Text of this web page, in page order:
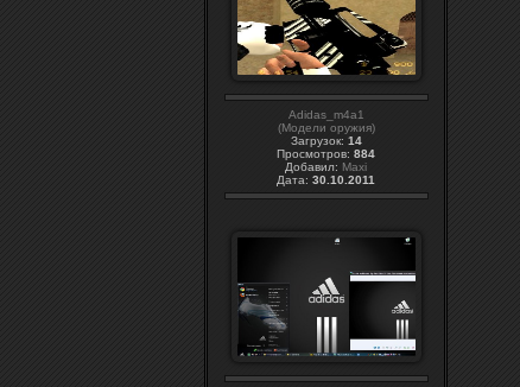
Adidas_m4a1
(Модели оружия)
Загрузок: 14
Просмотров: 884
Добавил: Maxi
Дата: 30.10.2011